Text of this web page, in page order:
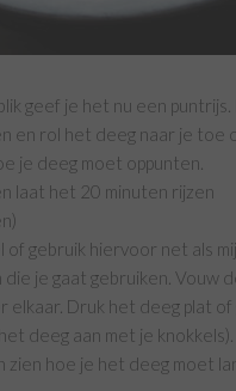
geef je het nu een
en rol het deeg naar je toe
je deeg moet oppunten.
laat het 20 minuten rijzen
gebruik hiervoor net als
je gaat gebruiken. Vouw
elkaar. Druk het deeg plat
deeg aan met je knokkels).
hoe je het deeg moet